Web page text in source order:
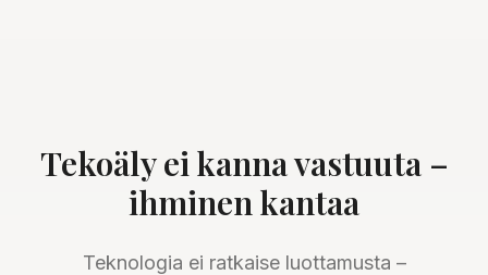
Tekoäly ei kanna vastuuta –
ihminen kantaa
Teknologia ei ratkaise luottamusta –